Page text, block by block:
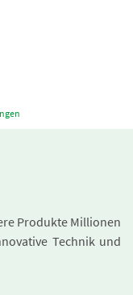
Produkte Millionen
Technik und